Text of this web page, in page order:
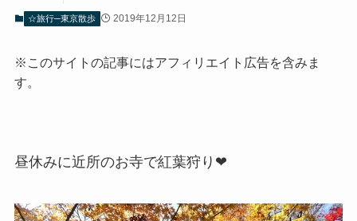
☆旅行─東京散歩 2019年12月12日
※このサイトの記事にはアフィリエイト広告を含みま
す。
昼休みに近所のお寺で紅葉狩り❤